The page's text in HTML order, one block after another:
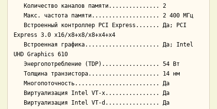
Express 3.0 x16/x8+x8/x8+x4+x4
UHD Graphics 610